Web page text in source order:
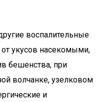
воспалительные
укусов насекомыми,
бешенства, при
волчанке, узелковом
и